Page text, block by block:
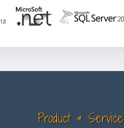
Product & Service